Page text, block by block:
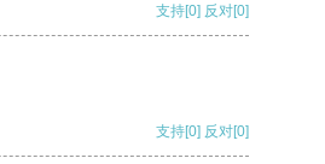
支持[0] 反对[0]
支持[0] 反对[0]